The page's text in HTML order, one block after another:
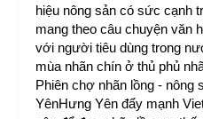
hiệu nông sản có sức cạnh
mang theo câu chuyện văn
với người tiêu dùng trong
mùa nhãn chín ở thủ phủ
Phiên chợ nhãn lồng - nông
YênHưng Yên đẩy mạnh